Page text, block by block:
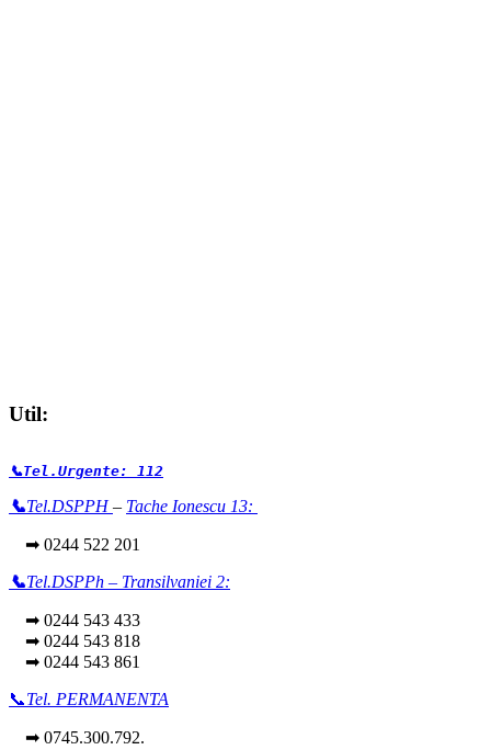
Util:
📞Tel.Urgente: 112
📞Tel.DSPPH– Tache Ionescu 13:
➡ 0244 522 201
📞Tel.DSPPh – Transilvaniei 2:
➡ 0244 543 433
➡ 0244 543 818
➡ 0244 543 861
📞Tel. PERMANENTA
➡ 0745.300.792.